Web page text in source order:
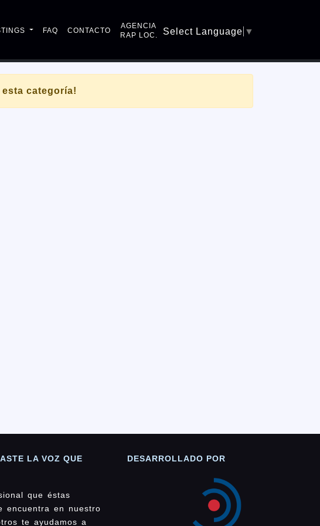
FAQ CONTACTO
AGENCIA
RAP LOC.
Select Language ▼
categoría!
LA VOZ QUE
que éstas
encuentra en nuestro
te ayudamos a
DESARROLLADO POR